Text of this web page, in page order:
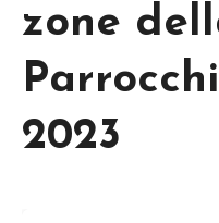
zone
2023